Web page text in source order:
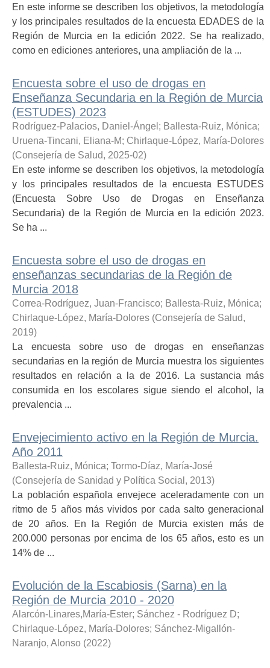
En este informe se describen los objetivos, la metodología
y los principales resultados de la encuesta EDADES de la
Región de Murcia en la edición 2022. Se ha realizado,
como en ediciones anteriores, una ampliación de la ...
Encuesta sobre el uso de drogas en
Enseñanza Secundaria en la Región de Murcia
(ESTUDES) 2023
Rodríguez-Palacios, Daniel-Ángel ; Ballesta-Ruiz, Mónica;
Uruena-Tincani, Eliana-M; Chirlaque-López, María-Dolores
(Consejería de Salud, 2025-02)
En este informe se describen los objetivos, la metodología
y los principales resultados de la encuesta ESTUDES
(Encuesta Sobre Uso de Drogas en Enseñanza
Secundaria) de la Región de Murcia en la edición 2023.
Se ha ...
Encuesta sobre el uso de drogas en
enseñanzas secundarias de la Región de
Murcia 2018
Correa-Rodríguez, Juan-Francisco; Ballesta-Ruiz, Mónica;
Chirlaque-López, María-Dolores (Consejería de Salud,
2019)
La encuesta sobre uso de drogas en enseñanzas
secundarias en la región de Murcia muestra los siguientes
resultados en relación a la de 2016. La sustancia más
consumida en los escolares sigue siendo el alcohol, la
prevalencia ...
Envejecimiento activo en la Región de Murcia.
Año 2011
Ballesta-Ruiz, Mónica; Tormo-Díaz, María-José
(Consejería de Sanidad y Política Social , 2013)
La población española envejece aceleradamente con un
ritmo de 5 años más vividos por cada salto generacional
de 20 años. En la Región de Murcia existen más de
200.000 personas por encima de los 65 años, esto es un
14% de ...
Evolución de la Escabiosis (Sarna) en la
Región de Murcia 2010 - 2020
Alarcón-Linares,María-Ester; Sánchez - Rodríguez D;
Chirlaque-López, María-Dolores; Sánchez-Migallón-
Naranjo, Alonso (2022)